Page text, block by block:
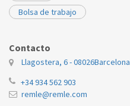
Bolsa de trabajo
Contacto
Llagostera, 6 - 08026Barcelona
+34 934 562 903
remle@remle.com